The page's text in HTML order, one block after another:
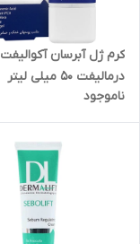
کرم ژل آبرسان آکوالیفت
درمالیفت 50 میلی لیتر
ناموجود